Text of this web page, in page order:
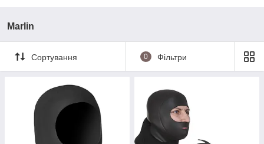
Marlin
Сортування 0 Фільтри